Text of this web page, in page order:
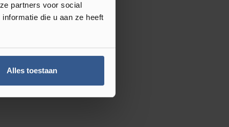
partners voor social
die u aan ze heeft
Alles toestaan